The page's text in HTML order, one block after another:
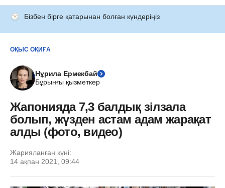
Бізбен бірге қатарынан болған күндеріңіз
ОҚЫС ОҚИҒА
Нұрила Ермекбай
Бұрынғы қызметкер
Жапонияда 7,3 балдық зілзала
болып, жүзден астам адам жарақат
алды (фото, видео)
Жарияланған күні:
14 ақпан 2021, 09:44